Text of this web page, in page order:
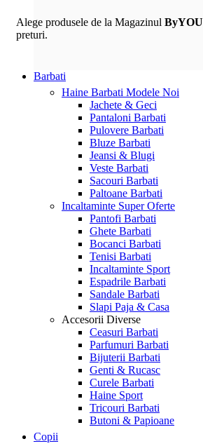
Alege produsele de la Magazinul ByYOU
preturi.
Barbati
Haine Barbati Modele Noi
Jachete & Geci
Pantaloni Barbati
Pulovere Barbati
Bluze Barbati
Jeansi & Blugi
Veste Barbati
Sacouri Barbati
Paltoane Barbati
Incaltaminte Super Oferte
Pantofi Barbati
Ghete Barbati
Bocanci Barbati
Tenisi Barbati
Incaltaminte Sport
Espadrile Barbati
Sandale Barbati
Slapi Paja & Casa
Accesorii Diverse
Ceasuri Barbati
Parfumuri Barbati
Bijuterii Barbati
Genti & Rucasc
Curele Barbati
Haine Sport
Tricouri Barbati
Butoni & Papioane
Copii